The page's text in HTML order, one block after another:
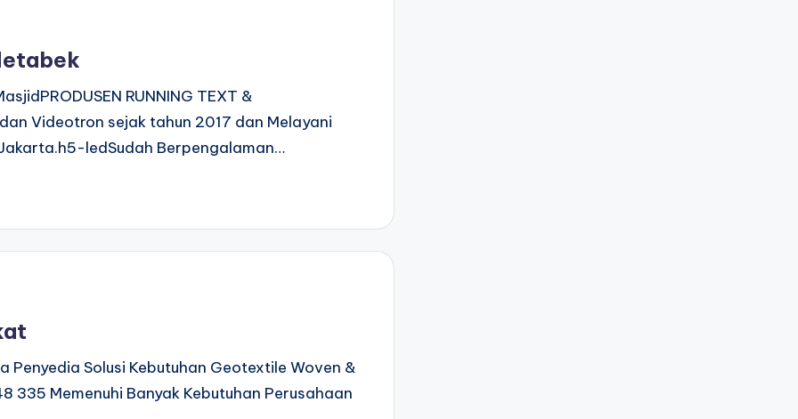
RUNNING TEXT &
Videotron sejak tahun 2017 dan Melayani
ledSudah Berpengalaman…
Penyedia Solusi Kebutuhan Geotextile Woven &
335 Memenuhi Banyak Kebutuhan Perusahaan